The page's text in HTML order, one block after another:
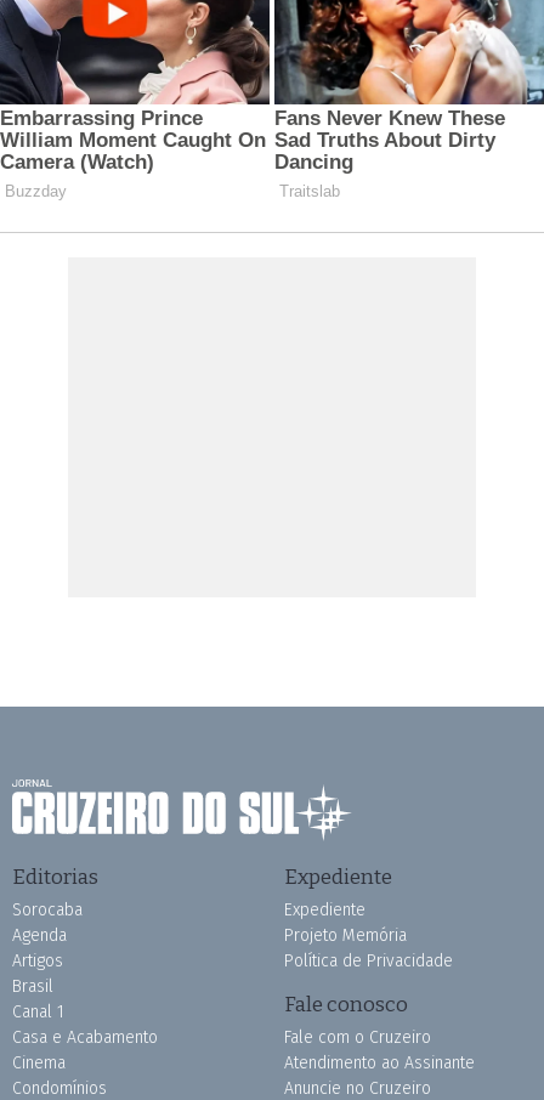
Editorias
Sorocaba
Agenda
Artigos
Brasil
Canal 1
Casa e Acabamento
Cinema
Condomínios
Expediente
Expediente
Projeto Memória
Política de Privacidade
Fale conosco
Fale com o Cruzeiro
Atendimento ao Assinante
Anuncie no Cruzeiro